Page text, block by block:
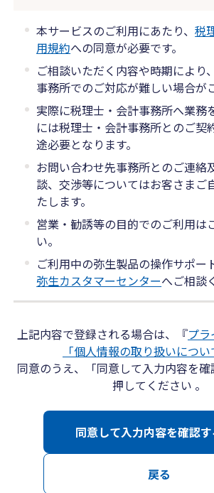
本サービスのご利用にあたり、税
用規約への同意が必要です。
ご相談いただく内容や時期により
事務所でのご対応が難しい場合が
実際に税理士・会計事務所へ業務
には税理士・会計事務所とのご契
途必要となります。
お問い合わせ先事務所とのご連絡
談、交渉等についてはお客さまご
たします。
営業・勧誘等の目的でのご利用は
い。
ご利用中の弥生製品の操作サポー
弥生カスタマーセンターへご相談
上記内容で登録される場合は、『プ
「個人情報の取り扱いについ
同意のうえ、「同意して入力内容を
押してください 。
戻る
同意して入力内容を確認す